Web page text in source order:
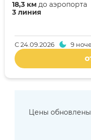
3 линия
18,3 км до аэропорта
С24.09.2026 9
Цены обновлены